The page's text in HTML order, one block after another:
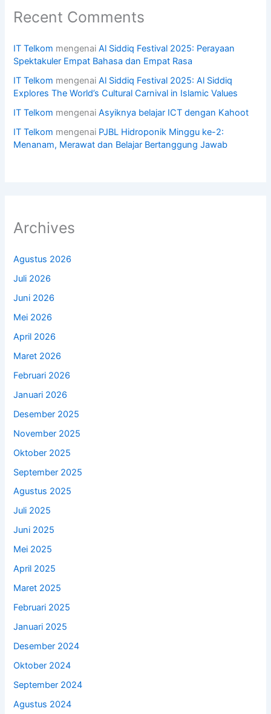
Recent Comments
IT Telkom mengenaiAl Siddiq Festival 2025: Perayaan
Spektakuler Empat Bahasa dan Empat Rasa
IT Telkom mengenaiAl Siddiq Festival 2025: Al Siddiq
Explores The World’s Cultural Carnival in Islamic Values
IT Telkom mengenaiAsyiknya belajar ICT dengan Kahoot
IT Telkom mengenai PJBL Hidroponik Minggu ke-2:
Menanam, Merawat dan Belajar Bertanggung Jawab
Archives
Agustus 2026
Juli 2026
Juni 2026
Mei 2026
April 2026
Maret 2026
Februari 2026
Januari 2026
Desember 2025
November 2025
Oktober 2025
September 2025
Agustus 2025
Juli 2025
Juni 2025
Mei 2025
April 2025
Maret 2025
Februari 2025
Januari 2025
Desember 2024
Oktober 2024
September 2024
Agustus 2024